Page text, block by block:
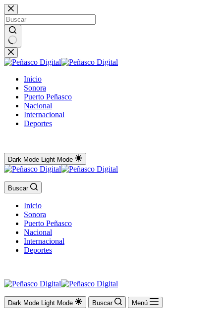
Saltar
al
contenido
No
results
Inicio
Sonora
Puerto Peñasco
Nacional
Internacional
Deportes
Dark Mode Light Mode
Buscar
Inicio
Sonora
Puerto Peñasco
Nacional
Internacional
Deportes
Dark Mode Light Mode Buscar Menú